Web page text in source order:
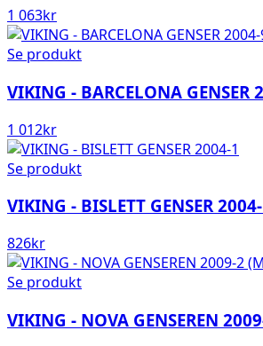
1 063kr
Se produkt
VIKING - BARCELONA GENSER
1 012kr
Se produkt
VIKING - BISLETT GENSER
826kr
Se produkt
VIKING - NOVA GENSEREN